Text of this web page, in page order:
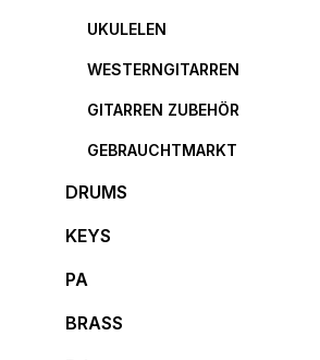
UKULELEN
WESTERNGITARREN
GITARREN ZUBEHÖR
GEBRAUCHTMARKT
DRUMS
KEYS
PA
BRASS